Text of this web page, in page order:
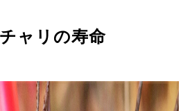
ャリの寿命